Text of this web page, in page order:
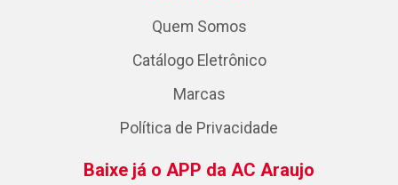
Quem Somos
Catálogo Eletrônico
Marcas
Política de Privacidade
Baixe já o APP da AC Araujo